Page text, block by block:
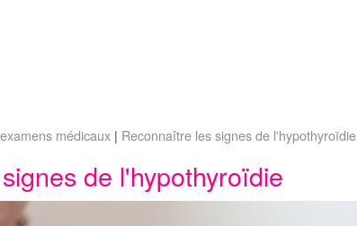
médicaux Reconnaître les signes de l'hypothyroïdie
de l'hypothyroïdie